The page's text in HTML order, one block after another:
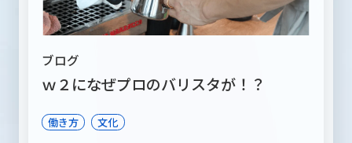
ブログ
ｗ２になぜプロのバリスタが！？
働き方 文化